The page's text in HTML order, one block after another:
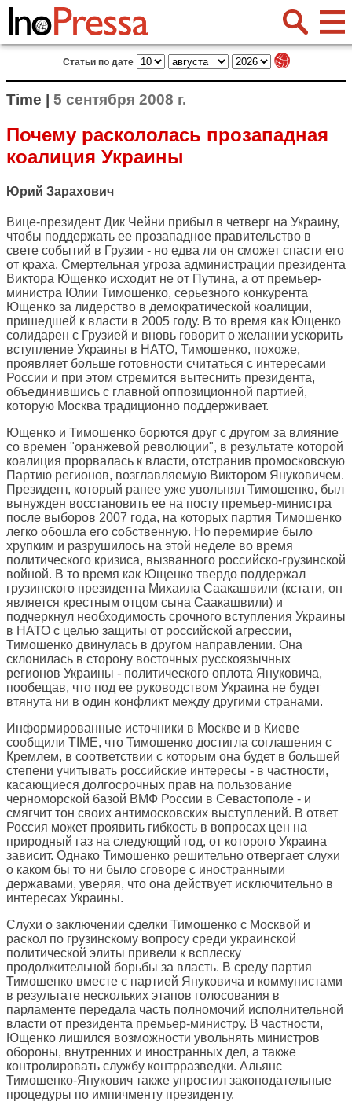
Статьи по дате
Time | 5 сентября 2008 г.
Почему раскололась прозападная
коалиция Украины
Юрий Зарахович
Вице-президент Дик Чейни прибыл в четверг на Украину,
чтобы поддержать ее прозападное правительство в
свете событий в Грузии - но едва ли он сможет спасти его
от краха. Смертельная угроза администрации президента
Виктора Ющенко исходит не от Путина, а от премьер-
министра Юлии Тимошенко, серьезного конкурента
Ющенко за лидерство в демократической коалиции,
пришедшей к власти в 2005 году. В то время как Ющенко
солидарен с Грузией и вновь говорит о желании ускорить
вступление Украины в НАТО, Тимошенко, похоже,
проявляет больше готовности считаться с интересами
России и при этом стремится вытеснить президента,
объединившись с главной оппозиционной партией,
которую Москва традиционно поддерживает.
Ющенко и Тимошенко борются друг с другом за влияние
со времен "оранжевой революции", в результате которой
коалиция прорвалась к власти, отстранив промосковскую
Партию регионов, возглавляемую Виктором Януковичем.
Президент, который ранее уже увольнял Тимошенко, был
вынужден восстановить ее на посту премьер-министра
после выборов 2007 года, на которых партия Тимошенко
легко обошла его собственную. Но перемирие было
хрупким и разрушилось на этой неделе во время
политического кризиса, вызванного российско-грузинской
войной. В то время как Ющенко твердо поддержал
грузинского президента Михаила Саакашвили (кстати, он
является крестным отцом сына Саакашвили) и
подчеркнул необходимость срочного вступления Украины
в НАТО с целью защиты от российской агрессии,
Тимошенко двинулась в другом направлении. Она
склонилась в сторону восточных русскоязычных
регионов Украины - политического оплота Януковича,
пообещав, что под ее руководством Украина не будет
втянута ни в один конфликт между другими странами.
Информированные источники в Москве и в Киеве
сообщили TIME, что Тимошенко достигла соглашения с
Кремлем, в соответствии с которым она будет в большей
степени учитывать российские интересы - в частности,
касающиеся долгосрочных прав на пользование
черноморской базой ВМФ России в Севастополе - и
смягчит тон своих антимосковских выступлений. В ответ
Россия может проявить гибкость в вопросах цен на
природный газ на следующий год, от которого Украина
зависит. Однако Тимошенко решительно отвергает слухи
о каком бы то ни было сговоре с иностранными
державами, уверяя, что она действует исключительно в
интересах Украины.
Слухи о заключении сделки Тимошенко с Москвой и
раскол по грузинскому вопросу среди украинской
политической элиты привели к всплеску
продолжительной борьбы за власть. В среду партия
Тимошенко вместе с партией Януковича и коммунистами
в результате нескольких этапов голосования в
парламенте передала часть полномочий исполнительной
власти от президента премьер-министру. В частности,
Ющенко лишился возможности увольнять министров
обороны, внутренних и иностранных дел, а также
контролировать службу контрразведки. Альянс
Тимошенко-Янукович также упростил законодательные
процедуры по импичменту президенту.